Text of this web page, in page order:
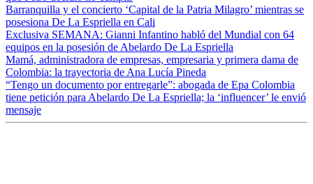
Barranquilla y el concierto ‘Capital de la Patria Milagro’ mientras se
posesiona De La Espriella en Cali
Exclusiva SEMANA: Gianni Infantino habló del Mundial con 64
equipos en la posesión de Abelardo De La Espriella
Mamá, administradora de empresas, empresaria y primera dama de
Colombia: la trayectoria de Ana Lucía Pineda
“Tengo un documento por entregarle”: abogada de Epa Colombia
tiene petición para Abelardo De La Espriella; la ‘influencer’ le envió
mensaje